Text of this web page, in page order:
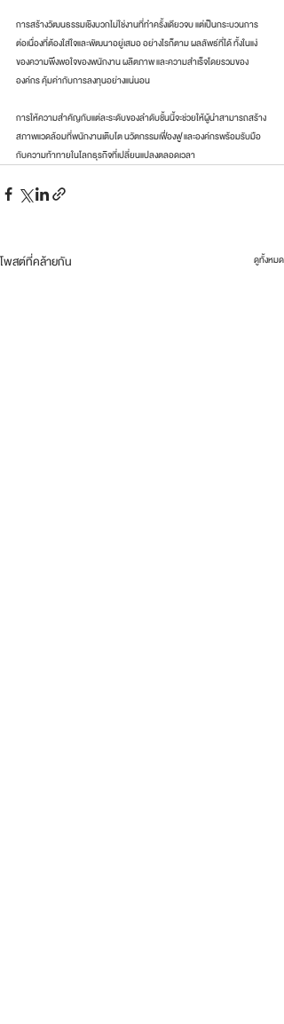
การสร้างวัฒนธรรมเชิงบวกไม่ใช่งานที่ทำครั้งเดียวจบ แต่เป็นกระบวนการ
ต่อเนื่องที่ต้องใส่ใจและพัฒนาอยู่เสมอ อย่างไรก็ตาม ผลลัพธ์ที่ได้ ทั้งในแง่
ของความพึงพอใจของพนักงาน ผลิตภาพ และความสำเร็จโดยรวมของ
องค์กร คุ้มค่ากับการลงทุนอย่างแน่นอน
การให้ความสำคัญกับแต่ละระดับของลำดับชั้นนี้จะช่วยให้ผู้นำสามารถสร้าง
สภาพแวดล้อมที่พนักงานเติบโต นวัตกรรมเฟื่องฟู และองค์กรพร้อมรับมือ
กับความท้าทายในโลกธุรกิจที่เปลี่ยนแปลงตลอดเวลา
โพสต์ที่คล้ายกัน ดูทั้งหมด